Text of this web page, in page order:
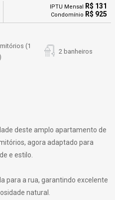
IPTU Mensal R$ 131
Condomínio R$ 925
(1
2 banheiros
deste amplo apartamento de
agora adaptado para
e estilo.
para a rua, garantindo excelente
natural.